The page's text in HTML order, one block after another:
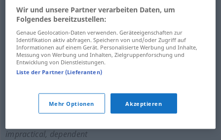
hemmungslos,unkontrolliert helplesslaughter
hilflos,ratlos helplessunable to know what to
do, vulnerable
unpraktisch,unselbstständig
helpless
impractical, dependent
Wir und unsere Partner verarbeiten Daten, um
Folgendes bereitzustellen:
Genaue Geolocation-Daten verwenden. Geräteeigenschaften zur
Identifikation aktiv abfragen. Speichern von und/oder Zugriff auf
Informationen auf einem Gerät. Personalisierte Werbung und Inhalte,
Messung von Werbung und Inhalten, Zielgruppenforschung und
Entwicklung von Dienstleistungen.
Liste der Partner (Lieferanten)
Mehr Optionen Akzeptieren